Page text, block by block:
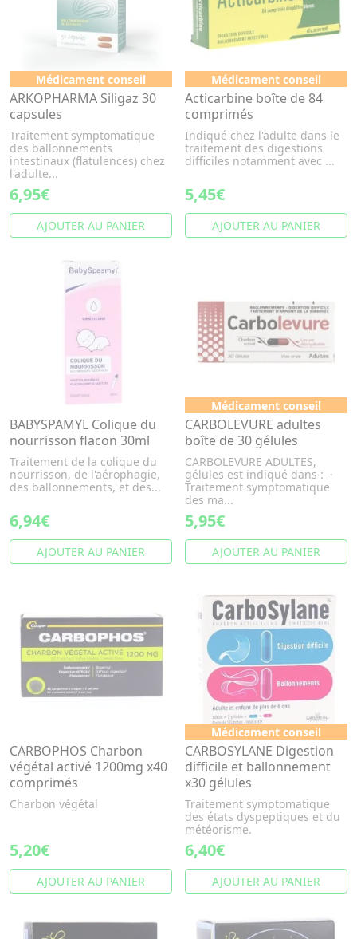
Médicament conseil
ARKOPHARMA Siligaz 30
capsules
Traitement symptomatique
des ballonnements
intestinaux (flatulences) chez
l'adulte...
6,95€
AJOUTER AU PANIER
Médicament conseil
Acticarbine boîte de 84
comprimés
Indiqué chez l'adulte dans le
traitement des digestions
difficiles notamment avec ...
5,45€
AJOUTER AU PANIER
BABYSPAMYL Colique du
nourrisson flacon 30ml
Traitement de la colique du
nourrisson, de l'aérophagie,
des ballonnements, et des...
6,94€
AJOUTER AU PANIER
Médicament conseil
CARBOLEVURE adultes
boîte de 30 gélules
CARBOLEVURE ADULTES,
gélules est indiqué dans : ·
Traitement symptomatique
des ma...
5,95€
AJOUTER AU PANIER
CARBOPHOS Charbon
végétal activé 1200mg x40
comprimés
Charbon végétal
5,20€
AJOUTER AU PANIER
Médicament conseil
CARBOSYLANE Digestion
difficile et ballonnement
x30 gélules
Traitement symptomatique
des états dyspeptiques et du
météorisme.
6,40€
AJOUTER AU PANIER